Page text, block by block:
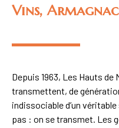
Vins,
Depuis 1963, Les Hauts
transmettent, de
indissociable d’un
pas : on se transmet. Les